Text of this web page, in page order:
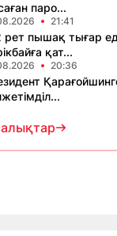
паро...
21:41
рет пышақ тығар
қат...
20:36